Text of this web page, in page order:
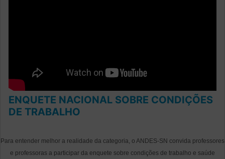
ENQUETE NACIONAL SOBRE CONDIÇÕES
DE TRABALHO
Para entender melhor a realidade da categoria, o ANDES-SN convida professores
e professoras a participar da enquete sobre condições de trabalho e saúde